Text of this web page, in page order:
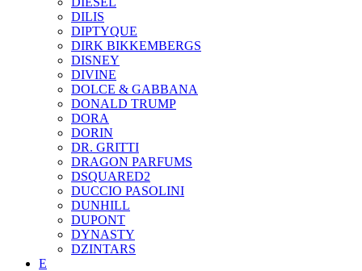
DILIS
DIPTYQUE
DIRK BIKKEMBERGS
DISNEY
DIVINE
DOLCE & GABBANA
DONALD TRUMP
DORA
DORIN
DR. GRITTI
DRAGON PARFUMS
DSQUARED2
DUCCIO PASOLINI
DUNHILL
DUPONT
DYNASTY
DZINTARS
E